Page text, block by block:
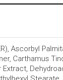
Ascorbyl
Carthamus